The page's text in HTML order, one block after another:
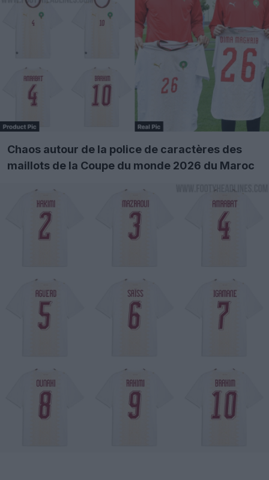
Chaos autour de la police de caractères des
maillots de la Coupe du monde 2026 du Maroc